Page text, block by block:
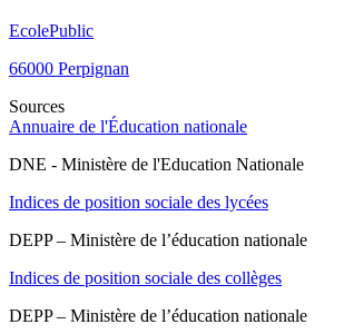
EcolePublic
66000 Perpignan
Sources
Annuaire de l'Éducation nationale
DNE - Ministère de l'Education Nationale
Indices de position sociale des lycées
DEPP – Ministère de l’éducation nationale
Indices de position sociale des collèges
DEPP – Ministère de l’éducation nationale